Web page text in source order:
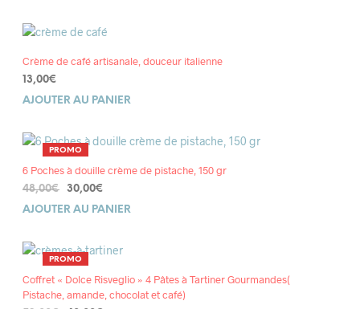
49,00€.
Crème de café artisanale, douceur italienne
13,00€
AJOUTER AU PANIER
PROMOPRODUIT
PROMOTION
6 Poches à douille crème de pistache, 150 gr
48,00€
Le
prix
48,00€.
30,00€
prix
30,00€.
AJOUTER AU PANIER
PROMOPRODUIT
PROMOTION
Coffret « Dolce Risveglio » 4 Pâtes à Tartiner Gourmandes(
Pistache, amande, chocolat et café)